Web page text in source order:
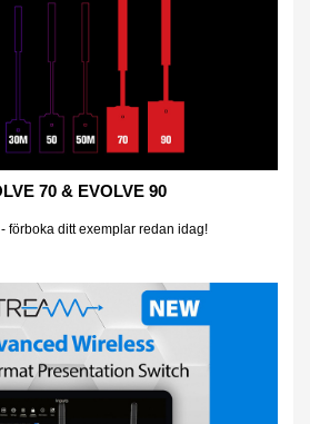
70 & EVOLVE 90
förboka ditt exemplar redan idag!